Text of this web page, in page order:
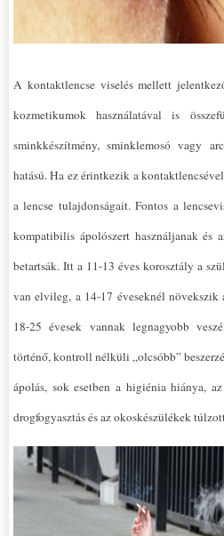
A kontaktlencse viselés mellett
kozmetikumok használatával is
sminkkészítmény, sminklemosó vagy
hatású. Ha ez érintkezik a
a lencse tulajdonságait. Fontos a
kompatibilis ápolószert használjanak és
betartsák. Itt a 11-13 éves korosztály a
van elvileg, a 14-17 éveseknél növekszik
18-25 évesek vannak legnagyobb
történő, kontroll nélküli „olcsóbb”
ápolás, sok esetben a higiénia hiánya,
drogfogyasztás és az okoskészülékek